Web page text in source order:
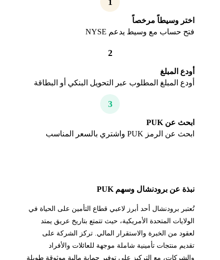
اختر وسيطاً مرخصاً
فتح حساب مع وسيط يدعم NYSE
2
أودع المبلغ
أودع المبلغ المطلوب عبر التحويل البنكي أو البطاقة
3
ابحث عن PUK
ابحث عن الرمز PUK واشتري بالسعر المناسب
نبذة عن برودنشال وسهم PUK
تُعتبر برودنشال أحد أبرز لاعبي قطاع التأمين على الحياة في
الولايات المتحدة الأمريكية، حيث تتمتع بتاريخ عريق يمتد
لعقود من الخبرة والاستقرار المالي. تركز الشركة على
تقديم منتجات تأمينية شاملة موجهة للعائلات والأفراد
والشركات، مع التركيز على توفير حماية مالية موثوقة طويلة